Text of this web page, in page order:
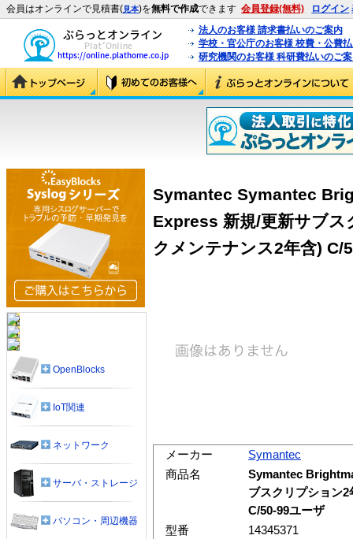
会員はオンラインで見積書(見本)を無料で作成できます 会員登録(無料) ログイン
法人のお客様 請求書払いのご案内
学校・官公庁のお客様 校費・公費
研究機関のお客様 科研費払いのご
Symantec Symantec
Express 新規/更新サブ
クメンテナンス2年含) C/
メーカー
Symantec
商品名
Symantec
ブスクリプション
C/50-99ユーザ
型番
14345371
OpenBlocks
IoT関連
ネットワーク
サーバ・ストレージ
パソコン・周辺機器